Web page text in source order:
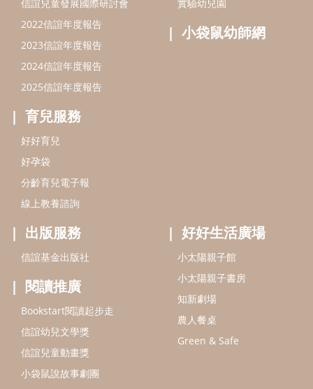
分齡育兒電子報
線上教養諮詢
出版服務
信誼基金出版社
閱讀推廣
Bookstart閱讀起步走
信誼幼兒文學獎
信誼兒童動畫獎
小袋鼠說故事劇團
service@hsin-yi.org.tw
信誼好好育兒
小太陽親子書房
(02)2396-5305轉2345 (週一～週五 9:00～18:00)
認識信誼 合作洽談 智慧財產權聲明
本網站建議使用IE9(含以上)或 Google Chrome 版本瀏覽器
信誼基金會/上誼文化實業股份有限公司 版權所有 ©